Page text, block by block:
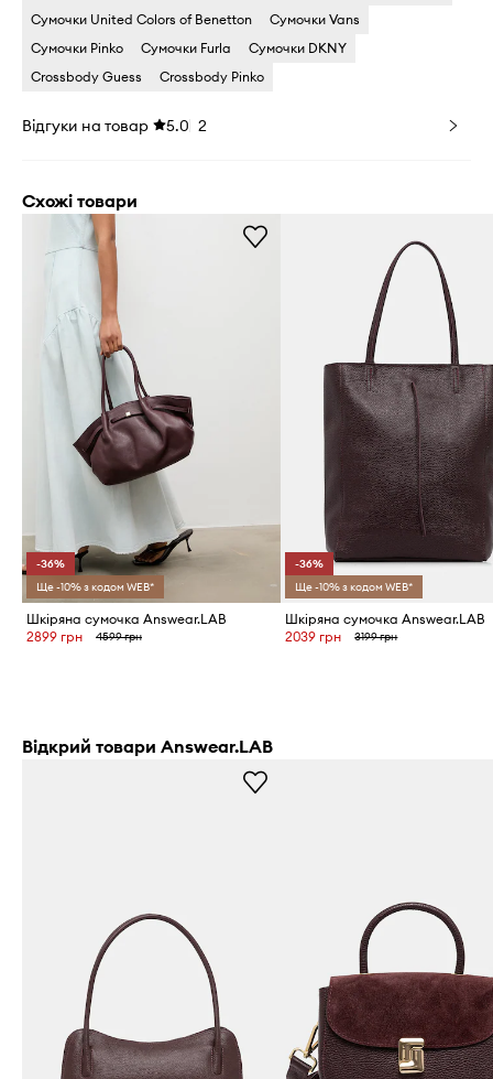
Сумочки United Colors of Benetton
Сумочки Vans
Сумочки Pinko
Сумочки Furla
Сумочки DKNY
Crossbody Guess
Crossbody Pinko
Відгуки на товар 5.0 2
Схожі товари
-36%
Ще -10% з кодом WEB*
Шкіряна сумочка Answear.LAB
2899 грн
4599 грн
-36%
Ще -10% з кодом WEB*
Шкіряна сумочка Answear.LAB
2039 грн
3199 грн
Відкрий товари Answear.LAB